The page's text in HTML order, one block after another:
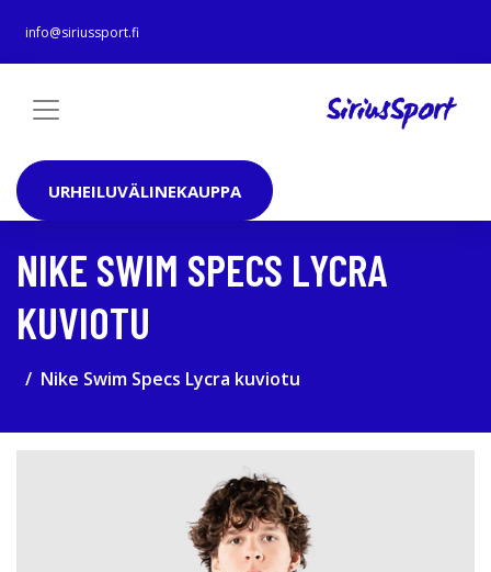
info@siriussport.fi
URHEILUVÄLINEKAUPPA
NIKE SWIM SPECS LYCRA
KUVIOTU
Nike Swim Specs Lycra kuviotu